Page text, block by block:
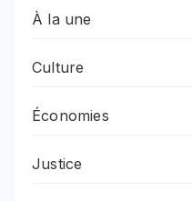
À la une
Culture
Économies
Justice